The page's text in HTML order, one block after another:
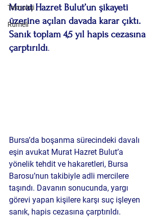
Teknoloji
Rumeli
Murat Hazret Bulut’un şikayeti
üzerine açılan davada karar çıktı.
Sanık toplam 4,5 yıl hapis cezasına
çarptırıldı.
Bursa’da boşanma sürecindeki davalı
eşin avukat Murat Hazret Bulut’a
yönelik tehdit ve hakaretleri, Bursa
Barosu’nun takibiyle adli mercilere
taşındı. Davanın sonucunda, yargı
görevi yapan kişilere karşı suç işleyen
sanık, hapis cezasına çarptırıldı.